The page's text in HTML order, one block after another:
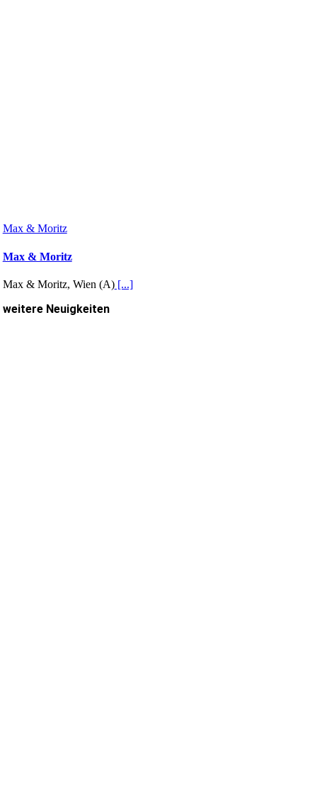
Max & Moritz
Max & Moritz
Max & Moritz, Wien (A)[...]
weitere Neuigkeiten